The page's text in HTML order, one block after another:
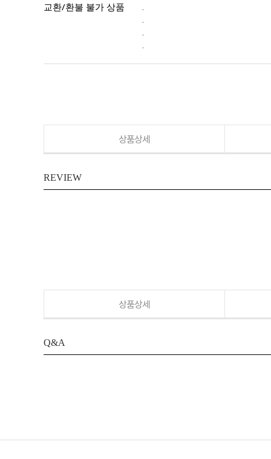
교환/환불 불가 상품
.
.
.
.
상품상세
REVIEW
상품상세
Q&A